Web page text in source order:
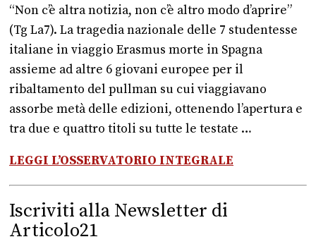
“Non c’è altra notizia, non c’è altro modo d’aprire”
(Tg La7). La tragedia nazionale delle 7 studentesse
italiane in viaggio Erasmus morte in Spagna
assieme ad altre 6 giovani europee per il
ribaltamento del pullman su cui viaggiavano
assorbe metà delle edizioni, ottenendo l’apertura e
tra due e quattro titoli su tutte le testate …
LEGGI L’OSSERVATORIO INTEGRALE
Iscriviti alla Newsletter di
Articolo21